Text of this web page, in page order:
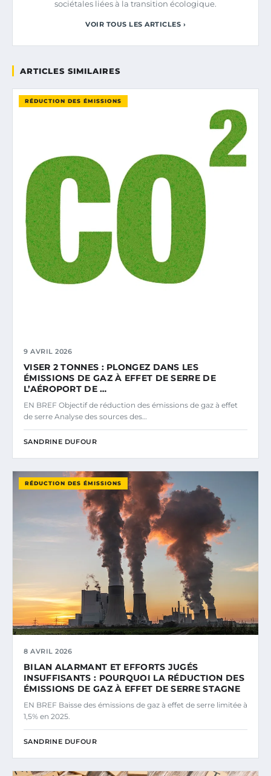
sociétales liées à la transition écologique.
VOIR TOUS LES ARTICLES ›
ARTICLES SIMILAIRES
RÉDUCTION DES ÉMISSIONS
9 AVRIL 2026
VISER 2 TONNES : PLONGEZ DANS LES
ÉMISSIONS DE GAZ À EFFET DE SERRE DE
L’AÉROPORT DE …
EN BREF Objectif de réduction des émissions de gaz à effet
de serre Analyse des sources des…
SANDRINE DUFOUR
RÉDUCTION DES ÉMISSIONS
8 AVRIL 2026
BILAN ALARMANT ET EFFORTS JUGÉS
INSUFFISANTS : POURQUOI LA RÉDUCTION DES
ÉMISSIONS DE GAZ À EFFET DE SERRE STAGNE
EN BREF Baisse des émissions de gaz à effet de serre limitée à
1,5% en 2025.
SANDRINE DUFOUR